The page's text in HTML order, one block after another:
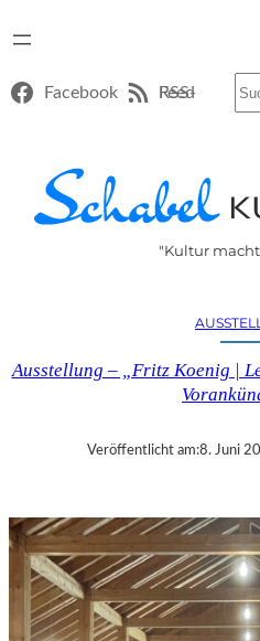
Facebook RSS-Feed
"Kultur
Ausstellung – „Fritz Koenig |
Veröffentlicht am:8. Juni